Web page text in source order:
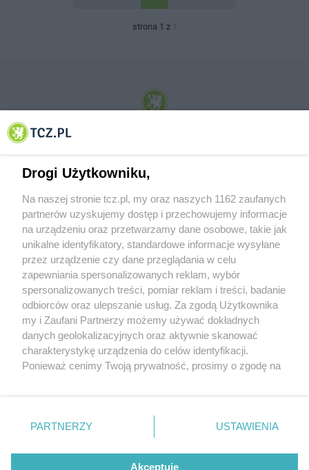
strona 1 z 1
© 2001-2026 Tczew - TCZ.PL Sp. z o.o. Internetowy Serwis Informacyjny Miasta
O FIRMIE POLITYKA PRYWATNOŚCI HOSTING
REKLAMA WSPÓŁPRACA RSS FACEBOOK KONTAKT
Nasze serwisy
Aktualności
Tcz24
Historia miasta
Muzyka i kultura
Archiwum wydarzeń
Zdjęcia miasta
Drogi Użytkowniku,
Na naszej stronie tcz.pl, my oraz naszych 1162 zaufanych
partnerów uzyskujemy dostęp i przechowujemy informacje
na urządzeniu oraz przetwarzamy dane osobowe, takie jak
unikalne identyfikatory, standardowe informacje wysyłane
przez urządzenie czy dane przeglądania w celu
zapewniania spersonalizowanych reklam, wybór
spersonalizowanych treści, pomiar reklam i treści, badanie
odbiorców oraz ulepszanie usług. Za zgodą Użytkownika
my i Zaufani Partnerzy możemy używać dokładnych
danych geolokalizacyjnych oraz aktywnie skanować
charakterystykę urządzenia do celów identyfikacji.
Ponieważ cenimy Twoją prywatność, prosimy o zgodę na
znajdujący się w lewym dolnym rogu strony
. Niektóre
PARTNERZY USTAWIENIA
Akceptuję